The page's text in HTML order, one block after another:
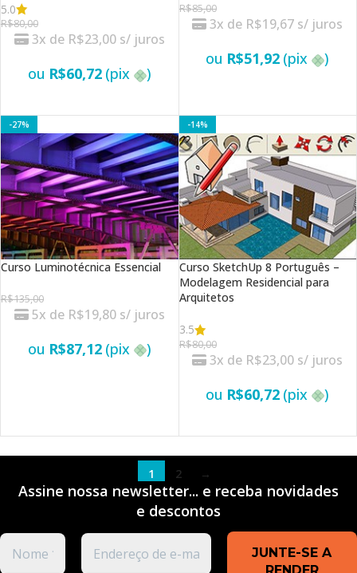
5.0
R$80,00
3x de R$23,00 s/ juros
ou R$60,72 (pix )
R$85,00
3x de R$19,67 s/ juros
ou R$51,92 (pix )
-27%
Curso Luminotécnica Essencial
R$135,00
5x de R$19,80 s/ juros
ou R$87,12 (pix )
-14%
Curso SketchUp 8 Português –
Modelagem Residencial para
Arquitetos
3.5
R$80,00
3x de R$23,00 s/ juros
ou R$60,72 (pix )
1 2 →
Assine nossa newsletter... e receba novidades
e descontos